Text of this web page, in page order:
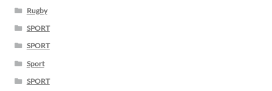
Rugby
SPORT
SPORT
Sport
SPORT